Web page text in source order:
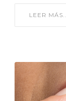
LEER MÁS...